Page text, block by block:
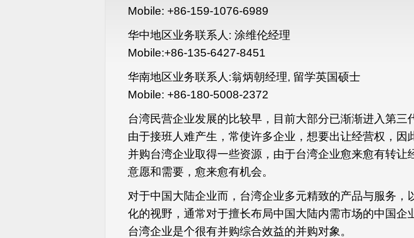
Mobile: +86-159-1076-6989
华中地区业务联系人: 涂维伦经理
Mobile:+86-135-6427-8451
华南地区业务联系人:翁炳朝经理, 留学英国硕士
Mobile: +86-180-5008-2372
台湾民营企业发展的比较早，目前大部分已渐渐进入第三
由于接班人难产生，常使许多企业，想要出让经营权，因
并购台湾企业取得一些资源，由于台湾企业愈来愈有转让
意愿和需要，愈来愈有机会。
对于中国大陆企业而，台湾企业多元精致的产品与服务，
化的视野，通常对于擅长布局中国大陆内需市场的中国企
台湾企业是个很有并购综合效益的并购对象。